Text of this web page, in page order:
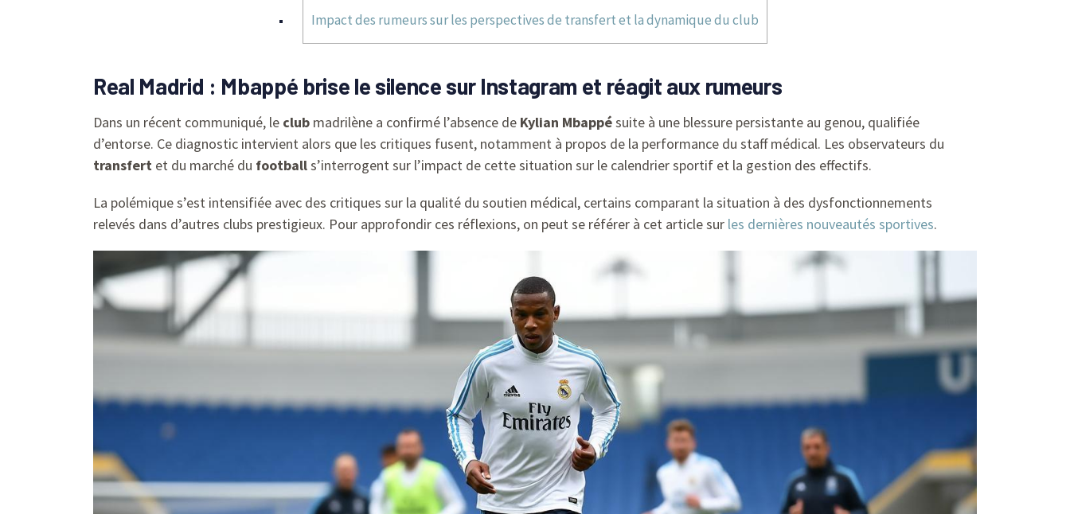
Impact des rumeurs sur les perspectives de transfert et la dynamique du club
Real Madrid : Mbappé brise le silence sur Instagram et réagit aux rumeurs
Dans un récent communiqué, le club madrilène a confirmé l’absence de Kylian Mbappésuite à une blessure persistante au genou, qualifiée
d’entorse. Ce diagnostic intervient alors que les critiques fusent, notamment à propos de la performance du staff médical. Les observateurs du
transfert et du marché du footballs’interrogent sur l’impact de cette situation sur le calendrier sportif et la gestion des effectifs.
La polémique s’est intensifiée avec des critiques sur la qualité du soutien médical, certains comparant la situation à des dysfonctionnements
relevés dans d’autres clubs prestigieux. Pour approfondir ces réflexions, on peut se référer à cet article sur les dernières nouveautés sportives.